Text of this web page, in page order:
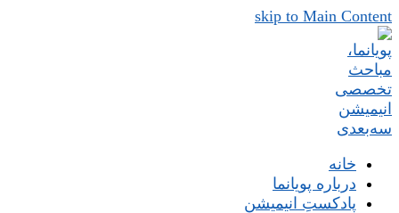
skip to Main Content
خانه
درباره پویانما
پادکستِ انیمیشن